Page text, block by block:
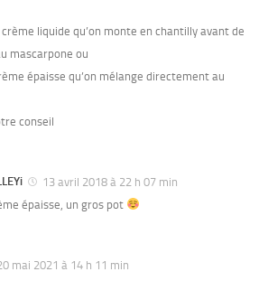
liquide qu’on monte en chantilly avant de
mascarpone ou
épaisse qu’on mélange directement au
conseil
13 avril 2018 à 22 h 07 min
épaisse, un gros pot
mai 2021 à 14 h 11 min